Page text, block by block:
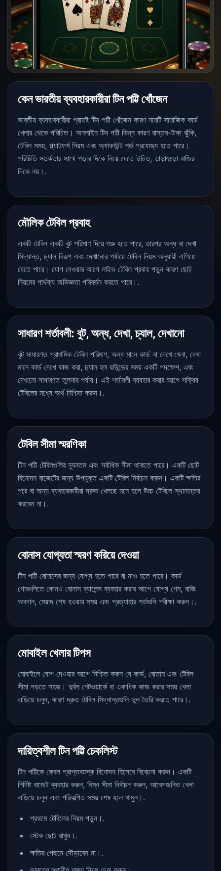
কেন ভারতীয় ব্যবহারকারীরা টিন পট্টি খোঁজেন
ভারতীয় ব্যবহারকারীরা প্রায়ই টিন পট্টি খোঁজেন কারণ নামটি সামাজিক কার্ড
খেলার থেকে পরিচিত। অনলাইন টিন পট্টি ভিন্ন কারণ বাস্তব-টাকা ঝুঁকি,
টেবিল সময়, প্ল্যাটফর্ম নিয়ম এবং অ্যাকাউন্ট শর্ত প্রযোজ্য হতে পারে।
পরিচিতি সতর্কতার সাথে পড়ার দিকে নিয়ে যেতে উচিত, তাড়াহুড়ো বাজির
দিকে নয়।.
মৌলিক টেবিল প্রবাহ
একটি টেবিল একটি বুট পরিমাণ দিয়ে শুরু হতে পারে, তারপর অন্ধ বা দেখা
সিদ্ধান্ত, চ্যাল বিকল্প এবং দেখানোর পর্যায়ে টেবিল নিয়ম অনুযায়ী এগিয়ে
যেতে পারে। যোগ দেওয়ার আগে লাইভ টেবিল প্রবাহ পড়ুন কারণ ছোট
নিয়মের পার্থক্য অভিজ্ঞতা পরিবর্তন করতে পারে।.
সাধারণ শর্তাবলী: বুট, অন্ধ, দেখা, চ্যাল, দেখানো
বুট সাধারণত প্রাথমিক টেবিল পরিমাণ, অন্ধ মানে কার্ড না দেখে খেলা, দেখা
মানে কার্ড দেখে কাজ করা, চ্যাল হল রাউন্ডের সময় একটি পদক্ষেপ, এবং
দেখানো সাধারণত তুলনার পর্যায়। এই শর্তাবলী ব্যবহার করার আগে সক্রিয়
টেবিলের মধ্যে অর্থ নিশ্চিত করুন।.
টেবিল সীমা স্মরণিকা
টিন পট্টি টেবিলগুলির ন্যূনতম এবং সর্বাধিক সীমা থাকতে পারে। একটি ছোট
বিনোদন বাজেটের জন্য উপযুক্ত একটি টেবিল নির্বাচন করুন। একটি ক্ষতির
পরে বা অন্য ব্যবহারকারীরা দ্রুত খেলছে মনে হলে উচ্চ টেবিলে স্থানান্তর
করবেন না।.
বোনাস যোগ্যতা স্মরণ করিয়ে দেওয়া
টিন পট্টি বোনাসের জন্য যোগ্য হতে পারে বা নাও হতে পারে। কার্ড
গেমগুলিতে কোনও বোনাস ব্যালেন্স ব্যবহার করার আগে যোগ্য গেম, বাজি
অবদান, মেয়াদ শেষ হওয়ার সময় এবং প্রত্যাহার শর্তগুলি পরীক্ষা করুন।.
মোবাইল খেলার টিপস
মোবাইলে যোগ দেওয়ার আগে নিশ্চিত করুন যে কার্ড, বোতাম এবং টেবিল
সীমা পড়তে সহজ। দুর্বল নেটওয়ার্কে বা একাধিক কাজ করার সময় খেলা
এড়িয়ে চলুন, কারণ দ্রুত টেবিল সিদ্ধান্তগুলি ভুল তৈরি করতে পারে।.
দায়িত্বশীল টিন পট্টি চেকলিস্ট
টিন পট্টিকে কেবল প্রাপ্তবয়স্ক বিনোদন হিসেবে বিবেচনা করুন। একটি
নির্দিষ্ট বাজেট ব্যবহার করুন, নিম্ন সীমা নির্বাচন করুন, আবেগজনিত খেলা
এড়িয়ে চলুন এবং পরিকল্পিত সময় শেষ হলে থামুন।.
প্রথমে টেবিলের নিয়ম পড়ুন।.
স্টেক ছোট রাখুন।.
ক্ষতির পেছনে দৌড়াবেন না।.